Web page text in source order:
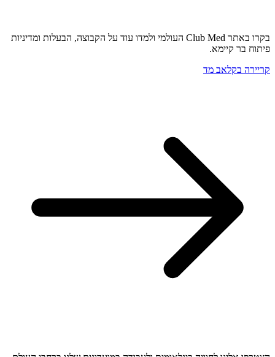
בקרו באתר Club Med העולמי ולמדו עוד על הקבוצה, הבעלות ומדיניות
פיתוח בר קיימא.
קריירה בקלאב מד